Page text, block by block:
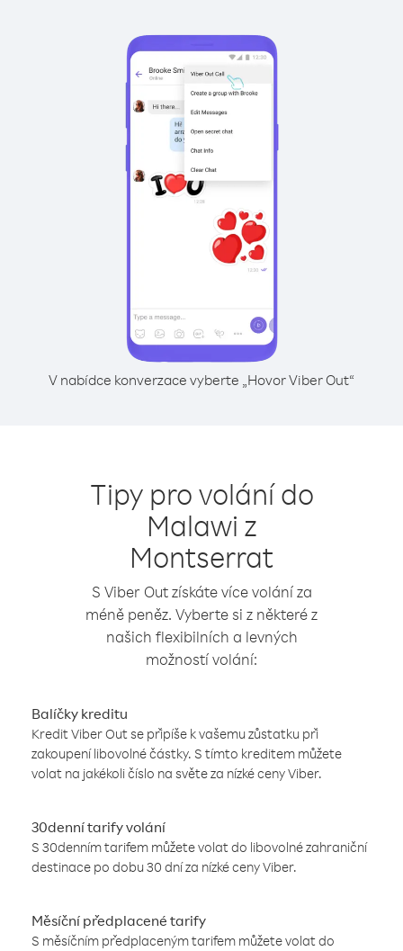
V nabídce konverzace vyberte „Hovor Viber Out“
Tipy pro volání do
Malawi z
Montserrat
S Viber Out získáte více volání za
méně peněz. Vyberte si z některé z
našich flexibilních a levných
možností volání:
Balíčky kreditu
Kredit Viber Out se připíše k vašemu zůstatku při
zakoupení libovolné částky. S tímto kreditem můžete
volat na jakékoli číslo na světe za nízké ceny Viber.
30denní tarify volání
S 30denním tarifem můžete volat do libovolné zahraniční
destinace po dobu 30 dní za nízké ceny Viber.
Měsíční předplacené tarify
S měsíčním předplaceným tarifem můžete volat do